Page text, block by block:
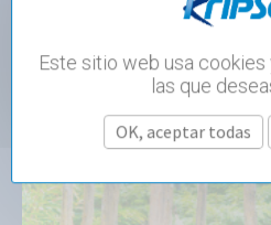
ARTÍCULOS
SOBRE EL
MISMO TEMA
Este sitio web usa
las que
OK, aceptar todas